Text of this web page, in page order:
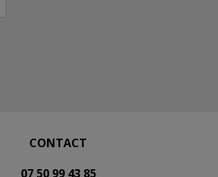
CONTACT
07 50 99 43 85